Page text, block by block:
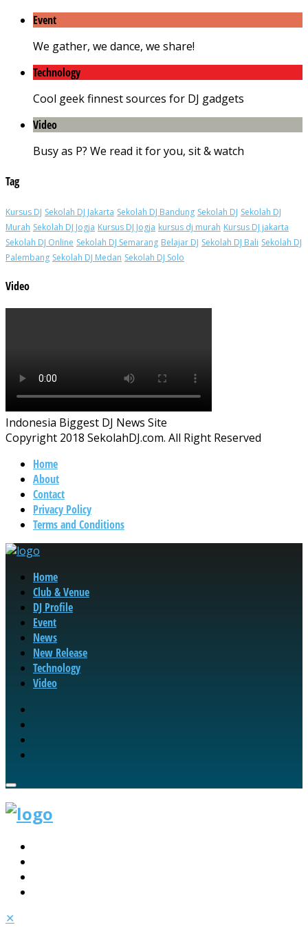
Event
We gather, we dance, we share!
Technology
Cool geek finnest sources for DJ gadgets
Video
Busy as P? We read it for you, sit & watch
Tag
Kursus DJ Sekolah DJ Jakarta Sekolah DJ Bandung Sekolah DJ Sekolah DJ
Murah Sekolah DJ Jogja Kursus DJ Jogja kursus dj murah Kursus DJ jakarta
Sekolah DJ Online Sekolah DJ Semarang Belajar DJ Sekolah DJ Bali Sekolah DJ
Palembang Sekolah DJ Medan Sekolah DJ Solo
Video
Indonesia Biggest DJ News Site
Copyright 2018 SekolahDJ.com. All Right Reserved
Home
About
Contact
Privacy Policy
Terms and Conditions
Home
Club & Venue
DJ Profile
Event
News
New Release
Technology
Video
✕